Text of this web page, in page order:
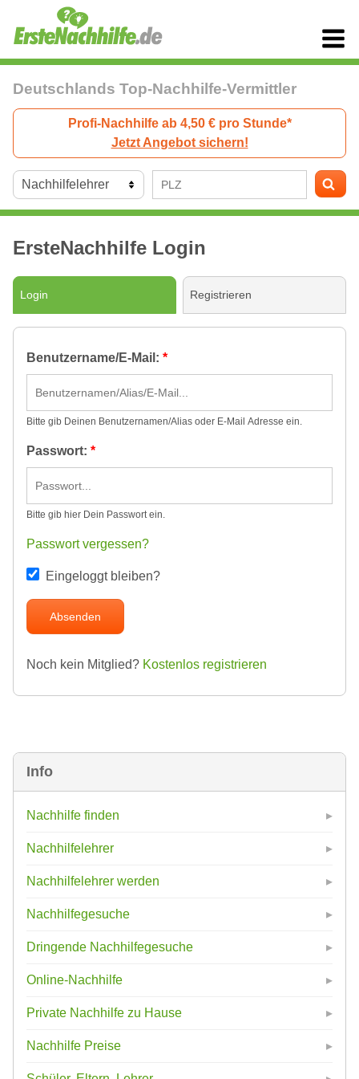
Deutschlands Top-Nachhilfe-Vermittler
Profi-Nachhilfe ab 4,50 € pro Stunde*
Jetzt Angebot sichern!
Info
Nachhilfe finden
Nachhilfelehrer
Nachhilfelehrer werden
Nachhilfegesuche
Dringende Nachhilfegesuche
Online-Nachhilfe
Private Nachhilfe zu Hause
Nachhilfe Preise
ErsteNachhilfe Login
Login Registrieren
Benutzername/E-Mail: *
Bitte gib Deinen Benutzernamen/Alias oder E-Mail Adresse ein.
Passwort: *
Bitte gib hier Dein Passwort ein.
Passwort vergessen?
Eingeloggt bleiben?
Noch kein Mitglied? Kostenlos registrieren